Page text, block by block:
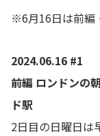
※6月16日は前編
2024.06.16 #1
前編 ロンドンの
ド駅
2日目の日曜日は